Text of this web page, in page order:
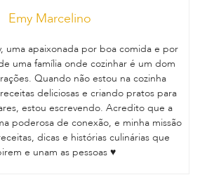
Emy Marcelino
uma apaixonada por boa comida e por
uma família onde cozinhar é um dom
Quando não estou na cozinha
deliciosas e criando pratos para
estou escrevendo. Acredito que a
poderosa de conexão, e minha missão
dicas e histórias culinárias que
e unam as pessoas ♥